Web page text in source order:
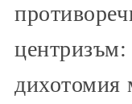
дихотомия